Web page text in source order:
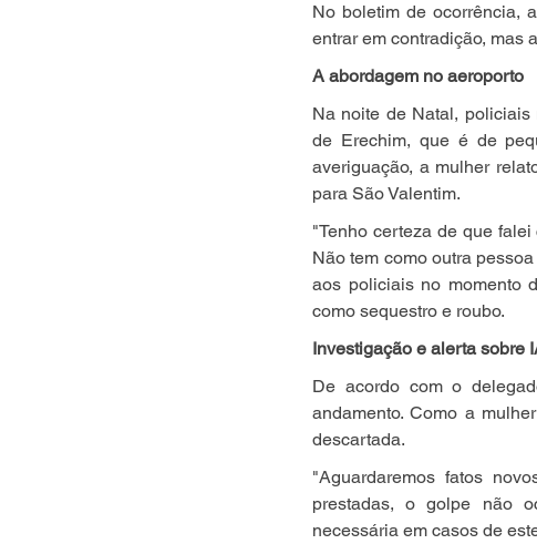
No boletim de ocorrência,
entrar em contradição, mas
A abordagem no aeroporto
Na noite de Natal, policiais
de Erechim, que é de
averiguação, a mulher
para São Valentim.
"Tenho certeza de que
Não tem como outra
aos policiais no momento
como sequestro e roubo.
Investigação e alerta sobre
De acordo com o
andamento. Como a
descartada.
"Aguardaremos fatos
prestadas, o golpe não
necessária em casos de